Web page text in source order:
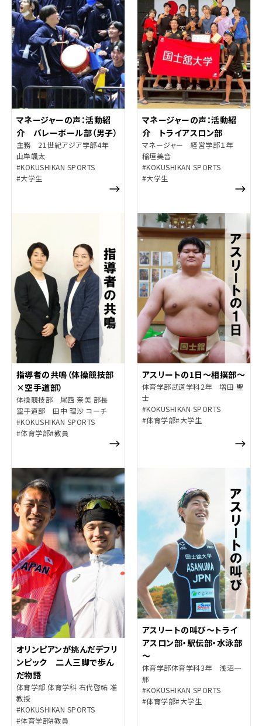
マネージャーの声：活動紹
介 バレーボール部（男子）
主務 21世紀アジア学部4年
山岸颯太
#KOKUSHIKAN SPORTS
#大学生
マネージャーの声：活動紹
介 トライアスロン部
マネージャー 経営学部１年
稲垣美音
#KOKUSHIKAN SPORTS
#大学生
指導者の共鳴（体操競技部
×空手道部）
体操競技部 尾西 奈美 部長
空手道部 田中 理沙 コーチ
#KOKUSHIKAN SPORTS
#体育学部#教員
アスリートの1日～相撲部～
体育学部武道学科2年 増田 聖
士
#KOKUSHIKAN SPORTS
#体育学部#大学生
オリンピアンが挑んだデフリ
ンピック 二人三脚で歩ん
だ物語
体育学部 体育学科 右代啓祐 准
教授
#KOKUSHIKAN SPORTS
#体育学部#教員
アスリートの叫び～トライ
アスロン部・駅伝部・水泳部
～
体育学部体育学科3年 浅沼一
那
#KOKUSHIKAN SPORTS
#体育学部#大学生